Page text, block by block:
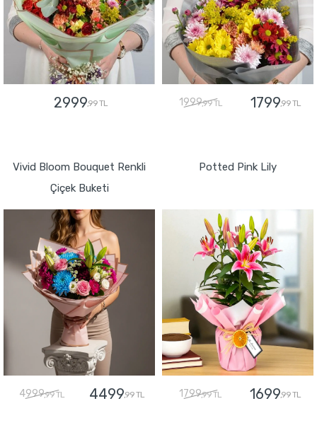
2999,99 TL 1999,99 TL 1799,99 TL
Vivid Bloom Bouquet Renkli
Çiçek Buketi
4999,99 TL 4499,99 TL
Potted Pink Lily
1799,99 TL 1699,99 TL